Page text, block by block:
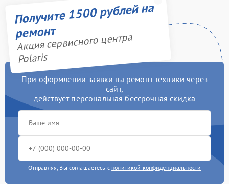
Получите 1500 рублей на
ремонт
Акция сервисного центра
Polaris
При оформлении заявки на ремонт техники через
сайт,
действует персональная бессрочная скидка
Отправляя, Вы соглашаетесь с политикой конфиденциальности